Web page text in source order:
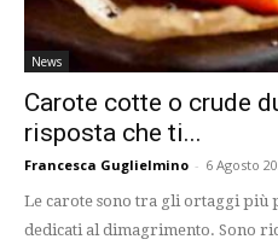
News
Carote cotte o crude
risposta che ti...
Francesca Guglielmino - 6 Agosto
Le carote sono tra gli ortaggi più
dedicati al dimagrimento. Sono